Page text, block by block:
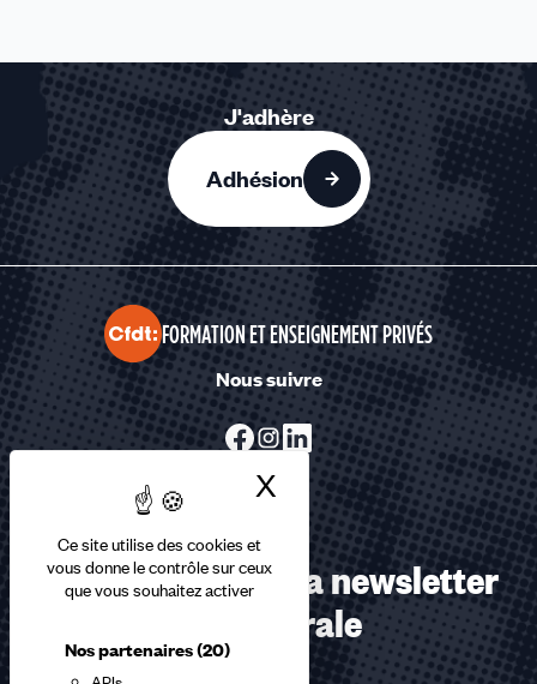
Ce site utilise des cookies et
vous donne le contrôle sur ceux
que vous souhaitez activer
Nos partenaires(20)
X Masquer le
J'adhère
Adhésion
FORMATION ET ENSEIGNEMENT PRIVÉS
Nous suivre
Abonnez-vous à la newsletter
confédérale